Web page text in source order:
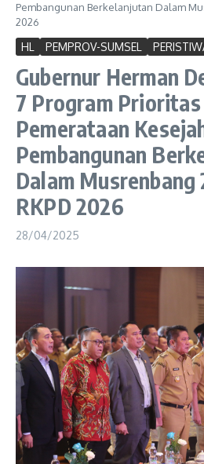
Pembangunan Berkelanjutan Dalam
2026
HL PEMPROV-SUMSEL
Gubernur Herman
7 Program
Pemerataan
Pembangunan
Dalam Musrenbang
RKPD 2026
28/04/2025